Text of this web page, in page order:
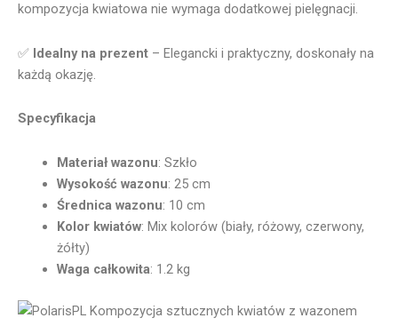
kompozycja kwiatowa nie wymaga dodatkowej pielęgnacji.
✅ Idealny na prezent – Elegancki i praktyczny, doskonały na
każdą okazję.
Specyfikacja
Materiał wazonu: Szkło
Wysokość wazonu: 25 cm
Średnica wazonu: 10 cm
Kolor kwiatów: Mix kolorów (biały, różowy, czerwony,
żółty)
Waga całkowita: 1.2 kg